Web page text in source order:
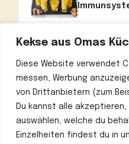
Kekse aus Omas
Diese Website verwendet
messen, Werbung
von Drittanbietern (zum
Du kannst alle
auswählen, welche du
Einzelheiten findest du in